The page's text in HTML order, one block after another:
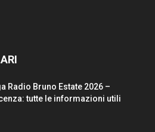
Radio Bruno Estate 2026 –
tutte le informazioni utili